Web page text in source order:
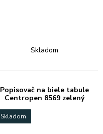
Skladom
Popisovač na biele tabule
Centropen 8569 zelený
Skladom